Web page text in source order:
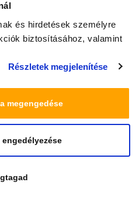
és hirdetések személyre
biztosításához, valamint
partnereinkkel megosztjuk az
vagy az Ön által
gyűjtöttek.
Részletek megjelenítése
megengedése